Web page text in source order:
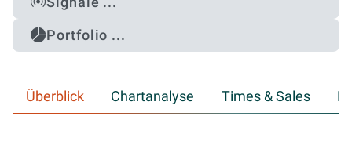
Portfolio ...
Überblick Chartanalyse Times & Sales